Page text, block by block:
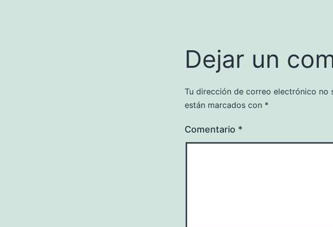
Dejar un
Tu dirección de correo electrónico no
están marcados con *
Comentario *